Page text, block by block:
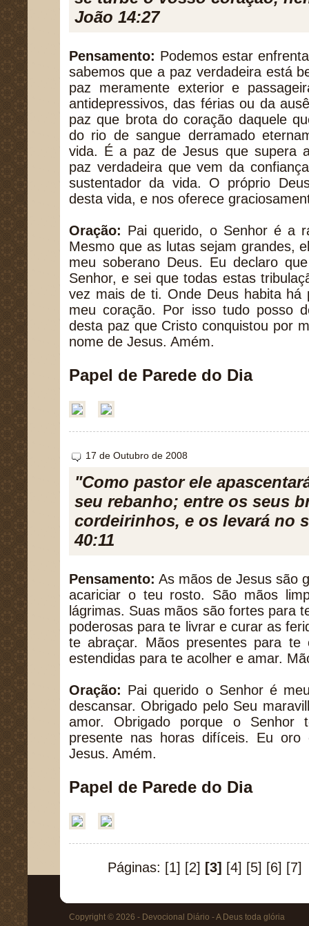
João 14:27
Pensamento: Podemos estar
sabemos que a paz verdadeira está
paz meramente exterior e
antidepressivos, das férias ou da
paz que brota do coração daquele
do rio de sangue derramado
vida. É a paz de Jesus que supera
paz verdadeira que vem da
sustentador da vida. O próprio
desta vida, e nos oferece
Oração: Pai querido, o Senhor é a
Mesmo que as lutas sejam grandes,
meu soberano Deus. Eu declaro
Senhor, e sei que todas estas
vez mais de ti. Onde Deus habita
meu coração. Por isso tudo posso
desta paz que Cristo conquistou por
nome de Jesus. Amém.
Papel de Parede do Dia
17 de Outubro de 2008
"Como pastor ele
seu rebanho; entre os seus
cordeirinhos, e os levará no
40:11
Pensamento: As mãos de Jesus são
acariciar o teu rosto. São mãos
lágrimas. Suas mãos são fortes para
poderosas para te livrar e curar as
te abraçar. Mãos presentes para te
estendidas para te acolher e amar.
Oração: Pai querido o Senhor é
descansar. Obrigado pelo Seu
amor. Obrigado porque o Senhor
presente nas horas difíceis. Eu
Jesus. Amém.
Papel de Parede do Dia
Páginas: [1] [2] [3] [4] [5] [6] [7]
Copyright © 2026 - Devocional Diário - A Deus toda glória